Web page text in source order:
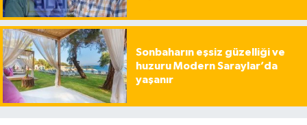
Sonbaharın eşsiz güzelliği ve
huzuru Modern Saraylar’da
yaşanır